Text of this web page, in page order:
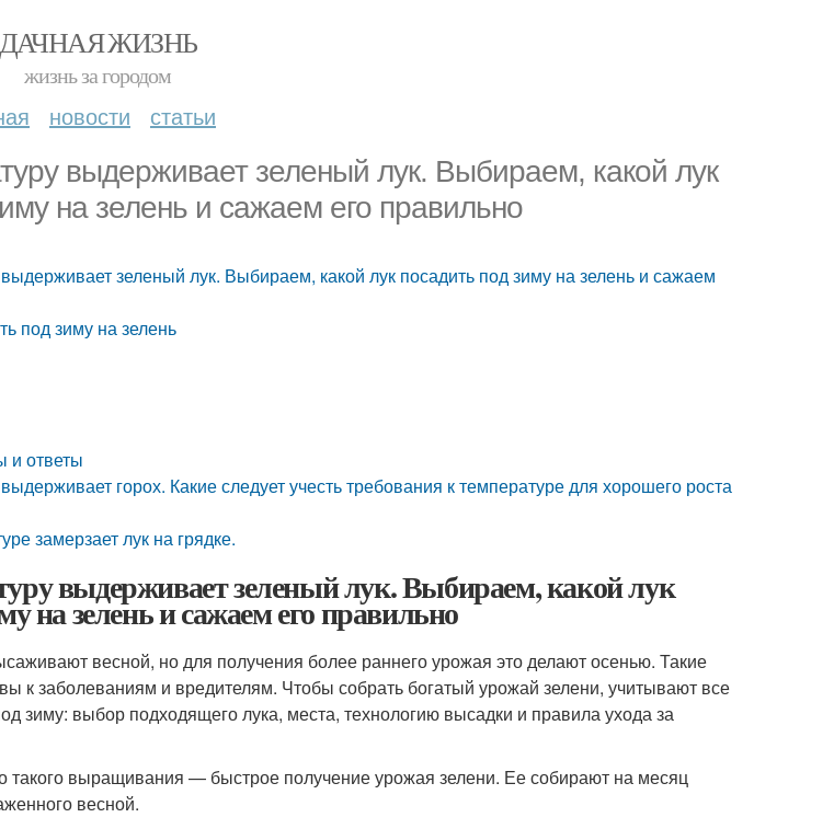
ДАЧНАЯ ЖИЗНЬ
жизнь за городом
новости статьи
выдерживает зеленый лук. Выбираем, какой лук
на зелень и сажаем его правильно
зеленый лук. Выбираем, какой лук посадить под зиму на зелень и сажаем
под зиму на зелень
и ответы
горох. Какие следует учесть требования к температуре для хорошего роста
замерзает лук на грядке.
выдерживает зеленый лук. Выбираем, какой лук
на зелень и сажаем его правильно
весной, но для получения более раннего урожая это делают осенью. Такие
к заболеваниям и вредителям. Чтобы собрать богатый урожай зелени, учитывают все
зиму: выбор подходящего лука, места, технологию высадки и правила ухода за
такого выращивания — быстрое получение урожая зелени. Ее собирают на месяц
весной.